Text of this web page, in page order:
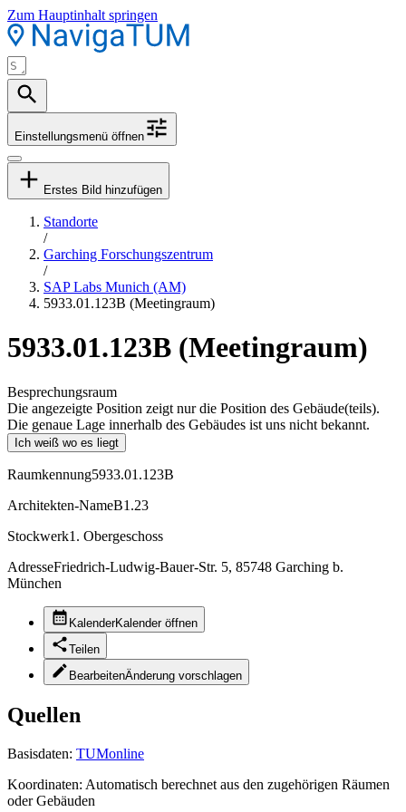
Zum Hauptinhalt springen
Einstellungsmenü öffnen
Erstes Bild hinzufügen
Standorte
/
Garching Forschungszentrum
/
SAP Labs Munich (AM)
5933.01.123B (Meetingraum)
5933.01.123B (Meetingraum)
Besprechungsraum
Die angezeigte Position zeigt nur die Position des Gebäude(teils).
Die genaue Lage innerhalb des Gebäudes ist uns nicht bekannt.
Ich weiß wo es liegt
Raumkennung5933.01.123B
Architekten-NameB1.23
Stockwerk1. Obergeschoss
AdresseFriedrich-Ludwig-Bauer-Str. 5, 85748 Garching b.
München
KalenderKalender öffnen
Teilen
BearbeitenÄnderung vorschlagen
Quellen
Basisdaten: TUMonline
Koordinaten: Automatisch berechnet aus den zugehörigen Räumen
oder Gebäuden